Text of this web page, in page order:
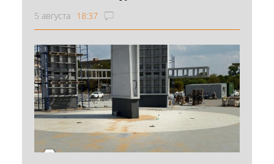
5 августа 18:37